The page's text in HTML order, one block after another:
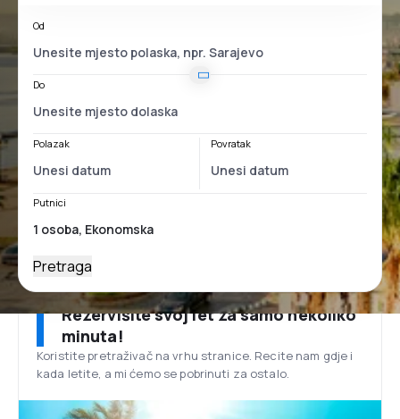
Od
Do
Polazak Povratak
Putnici
Pretraga
Rezervišite svoj let za samo nekoliko
minuta!
Koristite pretraživač na vrhu stranice. Recite nam gdje i
kada letite, a mi ćemo se pobrinuti za ostalo.